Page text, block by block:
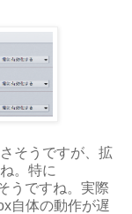
そうですが、拡
。特に
うですね。実際
自体の動作が遅